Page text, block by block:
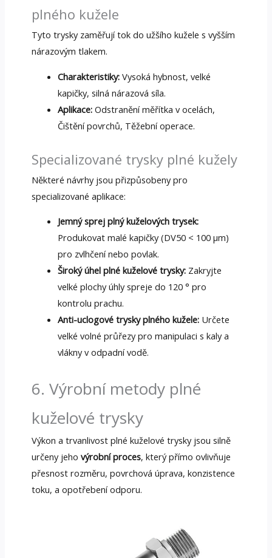
plného kužele
Tyto trysky zaměřují tok do užšího kužele s vyšším
nárazovým tlakem.
Charakteristiky: Vysoká hybnost, velké
kapičky, silná nárazová síla.
Aplikace: Odstranění měřítka v ocelách,
Čištění povrchů, Těžební operace.
Specializované trysky plné kužely
Některé návrhy jsou přizpůsobeny pro
specializované aplikace:
Jemný sprej plný kuželových trysek:
Produkovat malé kapičky (DV50 < 100 μm)
pro zvlhčení nebo povlak.
Široký úhel plné kuželové trysky: Zakryjte
velké plochy úhly spreje do 120 ° pro
kontrolu prachu.
Anti-uclogové trysky plného kužele: Určete
velké volné průřezy pro manipulaci s kaly a
vlákny v odpadní vodě.
6. Výrobní metody plné
kuželové trysky
Výkon a trvanlivost plné kuželové trysky jsou silně
určeny jeho výrobní proces, který přímo ovlivňuje
přesnost rozměru, povrchová úprava, konzistence
toku, a opotřebení odporu.